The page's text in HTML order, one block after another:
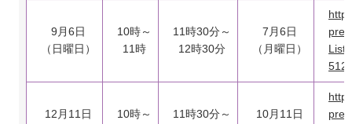
9月6日
（日曜日）
10時～
11時
11時30分～
12時30分
7月6日
（月曜日）
512
12月11日
10時～
11時30分～
10月11日